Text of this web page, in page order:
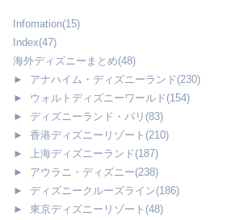
Infomation(15)
Index(47)
海外ディズニーまとめ(48)
►
アナハイム・ディズニーランド (230)
►
ウォルトディズニーワールド (154)
►
ディズニーランド・パリ (83)
►
香港ディズニーリゾート (210)
►
上海ディズニーランド (187)
►
アウラニ・ディズニー(238)
►
ディズニークルーズライン(186)
►
東京ディズニーリゾート (48)